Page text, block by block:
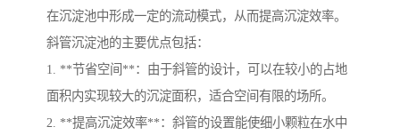
在沉淀池中形成一定的流动模式，从而提高沉淀效率。
斜管沉淀池的主要优点包括：
1. **节省空间**：由于斜管的设计，可以在较小的占地
面积内实现较大的沉淀面积，适合空间有限的场所。
2. **提高沉淀效率**：斜管的设置能使细小颗粒在水中